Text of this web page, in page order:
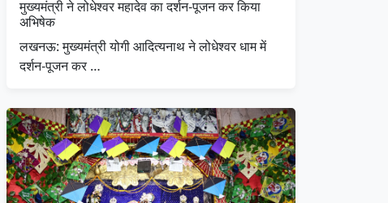
मुख्यमंत्री ने लोधेश्वर महादेव का दर्शन-पूजन कर किया
अभिषेक
लखनऊ: मुख्यमंत्री योगी आदित्यनाथ ने लोधेश्वर धाम में
दर्शन-पूजन कर …